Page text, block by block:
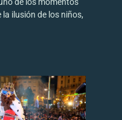
ilusión de los niños,